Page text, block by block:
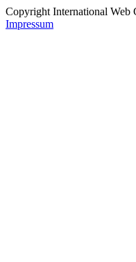
Copyright International Web
Impressum